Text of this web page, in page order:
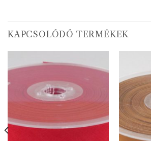
KAPCSOLÓDÓ TERMÉKEK